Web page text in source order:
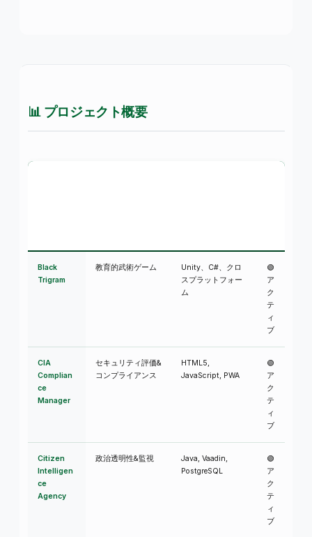
📊 プロジェクト概要
Black
Trigram
教育的武術ゲーム
Unity、C#、クロ
スプラットフォー
ム
🟢
ア
ク
テ
ィ
ブ
CIA
Complian
ce
Manager
セキュリティ評価&
コンプライアンス
HTML5,
JavaScript, PWA
🟢
ア
ク
テ
ィ
ブ
Citizen
Intelligen
ce
Agency
政治透明性&監視
Java, Vaadin,
PostgreSQL
🟢
ア
ク
テ
ィ
ブ